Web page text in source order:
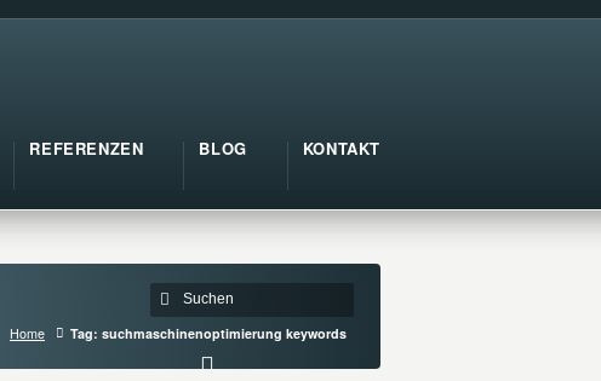
REFERENZEN BLOG KONTAKT
Home Tag: suchmaschinenoptimierung keywords